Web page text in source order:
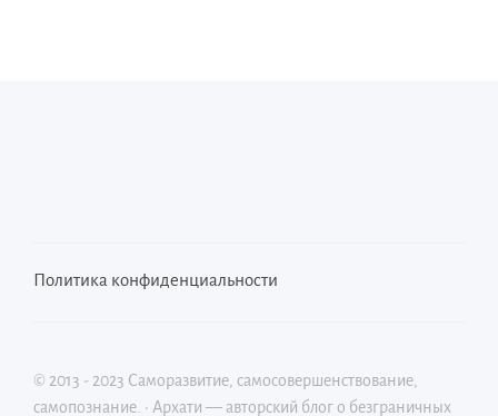
Политика конфиденциальности
© 2013 - 2023 Саморазвитие, самосовершенствование,
самопознание. · Архати — авторский блог о безграничных